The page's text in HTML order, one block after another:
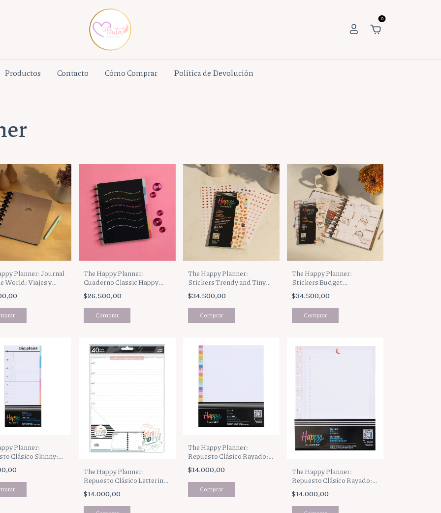
0
Productos Contacto Cómo Comprar Política de Devolución
Planner: Journal
World: Viajes y
(JD0006C006)
The Happy Planner:
Cuaderno Classic Happy
Brights (NPC-040)
$26.500,00
The Happy Planner:
Stickers Trendy and Tiny
Icons (SV0013C013)
$34.500,00
The Happy Planner:
Stickers Budget
(SV0013C014)
$34.500,00
Planner:
Clásico Skinny:
(AFSCFP60-
The Happy Planner:
Repuesto Clásico Lettering:
Love Letters (AFCFP40-
065)
$14.000,00
The Happy Planner:
Repuesto Clásico Rayado:
Spread Some Happy
(AFCFP40-098)
$14.000,00
The Happy Planner:
Repuesto Clásico Rayado:
Astrology (AFCFP40-124)
$14.000,00